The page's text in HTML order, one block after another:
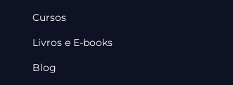
Cursos
Livros e E-books
Blog